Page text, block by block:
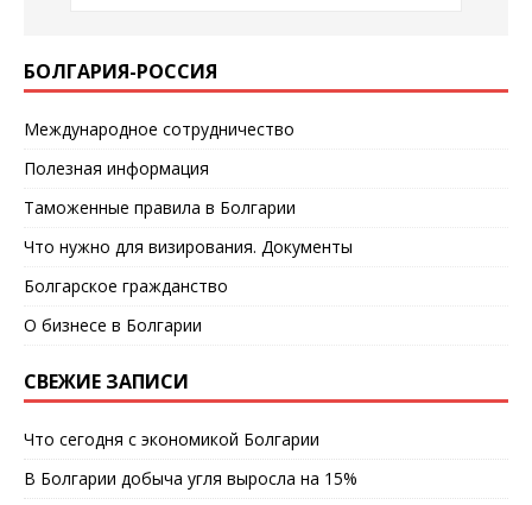
БОЛГАРИЯ-РОССИЯ
Международное сотрудничество
Полезная информация
Таможенные правила в Болгарии
Что нужно для визирования. Документы
Болгарское гражданство
О бизнесе в Болгарии
СВЕЖИЕ ЗАПИСИ
Что сегодня с экономикой Болгарии
В Болгарии добыча угля выросла на 15%